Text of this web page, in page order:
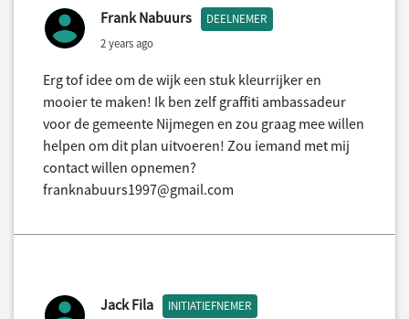
Frank Nabuurs DEELNEMER
2 years ago
Erg tof idee om de wijk een stuk kleurrijker en
mooier te maken! Ik ben zelf graffiti ambassadeur
voor de gemeente Nijmegen en zou graag mee willen
helpen om dit plan uitvoeren! Zou iemand met mij
contact willen opnemen?
franknabuurs1997@gmail.com
Jack Fila INITIATIEFNEMER